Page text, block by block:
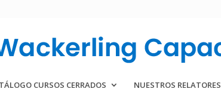
CURSOS CERRADOS NUESTROS RELATORES